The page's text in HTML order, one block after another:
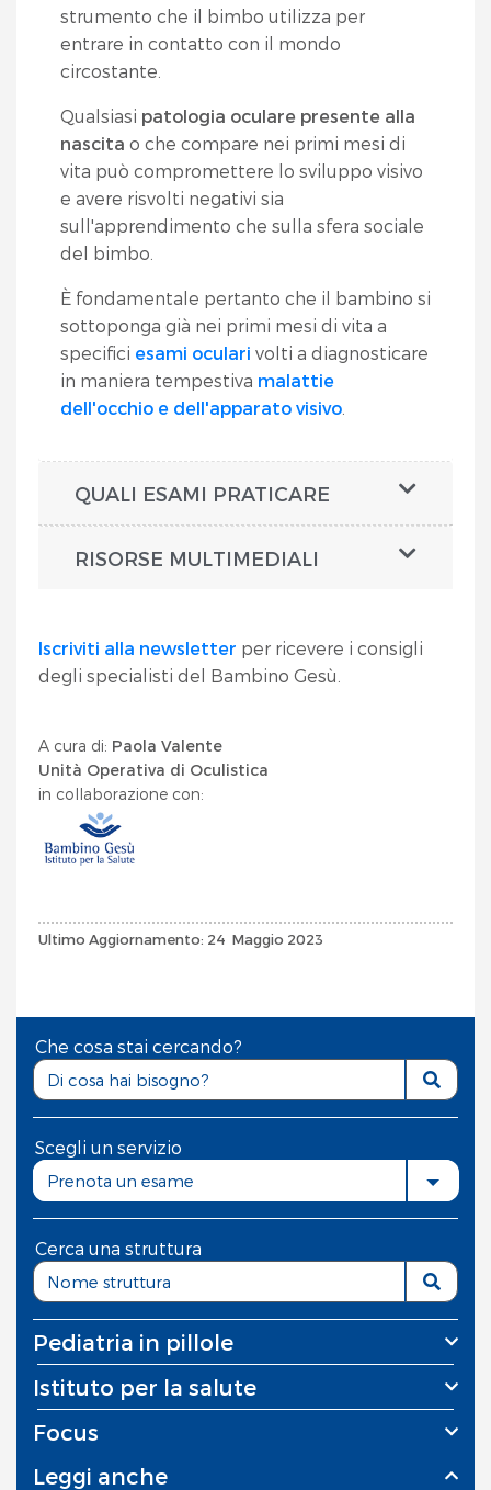
strumento che il bimbo utilizza per
entrare in contatto con il mondo
circostante.
Qualsiasi patologia oculare presente alla
nascita o che compare nei primi mesi di
vita può compromettere lo sviluppo visivo
e avere risvolti negativi sia
sull'apprendimento che sulla sfera sociale
del bimbo.
È fondamentale pertanto che il bambino si
sottoponga già nei primi mesi di vita a
specifici esami oculari volti a diagnosticare
in maniera tempestiva malattie
dell'occhio e dell'apparato visivo
QUALI ESAMI PRATICARE
RISORSE MULTIMEDIALI
Iscriviti alla newsletter per ricevere i consigli
degli specialisti del Bambino Gesù.
A cura di: Paola Valente
Unità Operativa di Oculistica
in collaborazione con:
Ultimo Aggiornamento: 24 Maggio 2023
Che cosa stai cercando?
Scegli un servizio
Prenota un esame
Cerca una struttura
Pediatria in pillole
Istituto per la salute
Focus
Leggi anche